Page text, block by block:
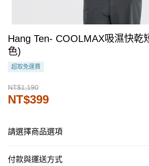
Hang Ten- COOLMAX吸濕快乾
色)
超取免運費
NT$1,190
NT$399
請選擇商品選項
付款與運送方式